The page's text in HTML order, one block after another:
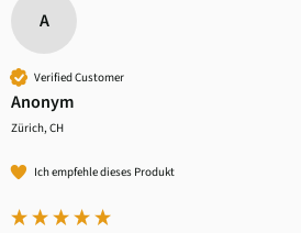
A
Verified Customer
Anonym
Zürich, CH
Ich empfehle dieses Produkt